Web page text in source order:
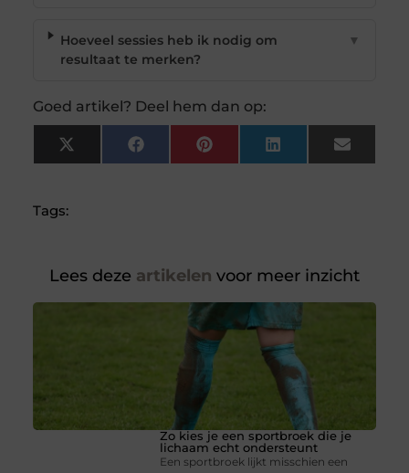
Hoeveel sessies heb ik nodig om
resultaat te merken?
▼
Goed artikel? Deel hem dan op:
X
(Twitter)
FacebookPinterest LinkedIn Email
Tags:
Lees deze artikelen voor meer inzicht
Zo kies je een sportbroek die je
lichaam echt ondersteunt
Een sportbroek lijkt misschien een